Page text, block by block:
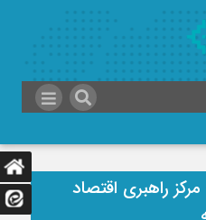
راهبری اقتصاد